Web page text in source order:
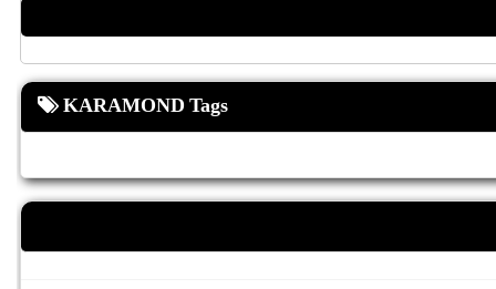
KARAMOND Tags